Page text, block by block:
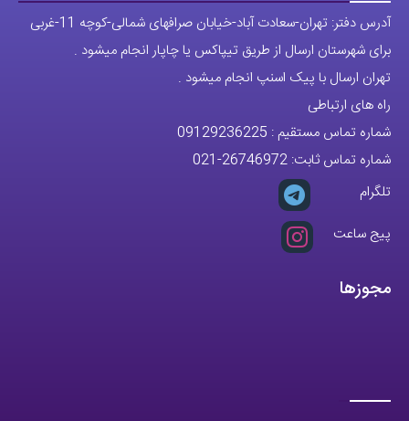
آدرس دفتر: تهران-سعادت آباد-خیابان صرافهای شمالی-کوچه 11-غربی
برای شهرستان ارسال از طریق تیپاکس یا چاپار انجام میشود .
تهران ارسال با پیک اسنپ انجام میشود .
راه های ارتباطی
شماره تماس مستقیم : 09129236225
شماره تماس ثابت: 26746972
-021
تلگرام
پیج ساعت
مجوزها